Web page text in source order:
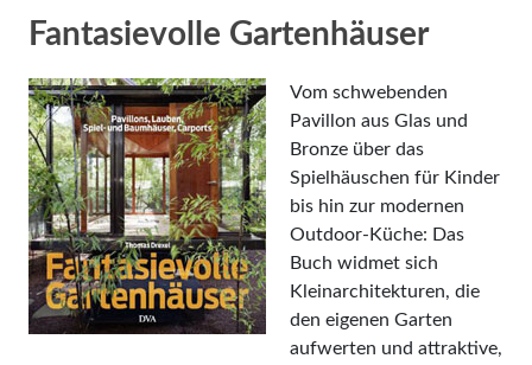
Fantasievolle Gartenhäuser
Vom schwebenden
Pavillon aus Glas und
Bronze über das
Spielhäuschen für Kinder
bis hin zur modernen
Outdoor-Küche: Das
Buch widmet sich
Kleinarchitekturen, die
den eigenen Garten
aufwerten und attraktive,